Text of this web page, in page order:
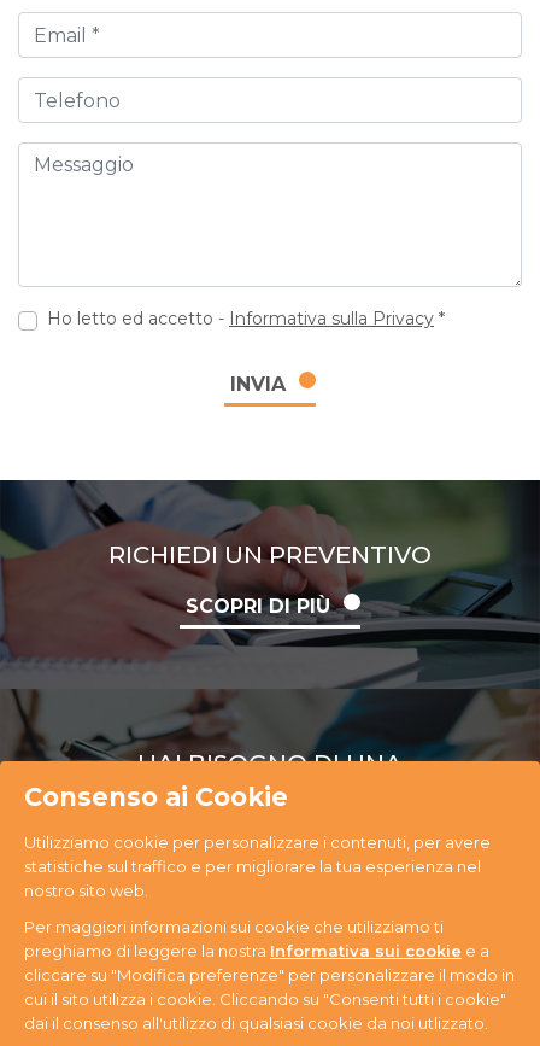
Email
Telefono
Messaggio
Ho letto ed accetto - Informativa sulla Privacy *
INVIA
RICHIEDI UN PREVENTIVO
SCOPRI DI PIÙ
HAI BISOGNO DI UNA
CONSULENZA
SCOPRI DI PIÙ
PR Ecology S.r.l. Via Antonini, 14 - 33074
Fontanafredda (PN) - Tel. +39 0434 365059 - P.IVA
Consenso ai Cookie
Utilizziamo cookie per personalizzare i contenuti, per avere
statistiche sul traffico e per migliorare la tua esperienza nel
nostro sito web.
Per maggiori informazioni sui cookie che utilizziamo ti
preghiamo di leggere la nostra Informativa sui cookie e a
cliccare su "Modifica preferenze" per personalizzare il modo in
cui il sito utilizza i cookie. Cliccando su "Consenti tutti i cookie"
dai il consenso all'utilizzo di qualsiasi cookie da noi utlizzato.